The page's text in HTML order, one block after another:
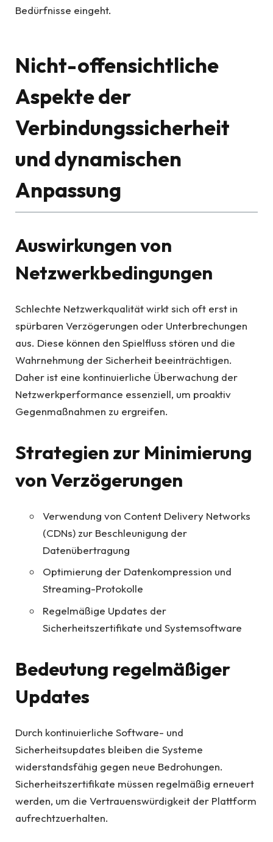
Bedürfnisse eingeht.
Nicht-offensichtliche
Aspekte der
Verbindungssicherheit
und dynamischen
Anpassung
Auswirkungen von
Netzwerkbedingungen
Schlechte Netzwerkqualität wirkt sich oft erst in
spürbaren Verzögerungen oder Unterbrechungen
aus. Diese können den Spielfluss stören und die
Wahrnehmung der Sicherheit beeinträchtigen.
Daher ist eine kontinuierliche Überwachung der
Netzwerkperformance essenziell, um proaktiv
Gegenmaßnahmen zu ergreifen.
Strategien zur Minimierung
von Verzögerungen
Verwendung von Content Delivery Networks
(CDNs) zur Beschleunigung der
Datenübertragung
Optimierung der Datenkompression und
Streaming-Protokolle
Regelmäßige Updates der
Sicherheitszertifikate und Systemsoftware
Bedeutung regelmäßiger
Updates
Durch kontinuierliche Software- und
Sicherheitsupdates bleiben die Systeme
widerstandsfähig gegen neue Bedrohungen.
Sicherheitszertifikate müssen regelmäßig erneuert
werden, um die Vertrauenswürdigkeit der Plattform
aufrechtzuerhalten.